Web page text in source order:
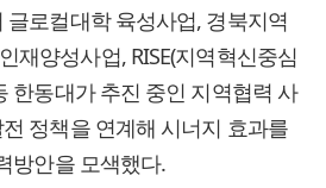
로컬대학 육성사업, 경북지역
재양성사업, RISE(지역혁신중심
한동대가 추진 중인 지역협력 사
정책을 연계해 시너지 효과를
방안을 모색했다.